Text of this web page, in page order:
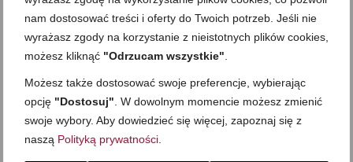
nam dostosować treści i oferty do Twoich potrzeb. Jeśli nie
wyrażasz zgody na korzystanie z nieistotnych plików cookies,
możesz kliknąć "Odrzucam wszystkie"
Możesz także dostosować swoje preferencje, wybierając
opcję "Dostosuj" . W dowolnym momencie możesz zmienić
swoje wybory. Aby dowiedzieć się więcej, zapoznaj się z
naszą Polityką prywatności